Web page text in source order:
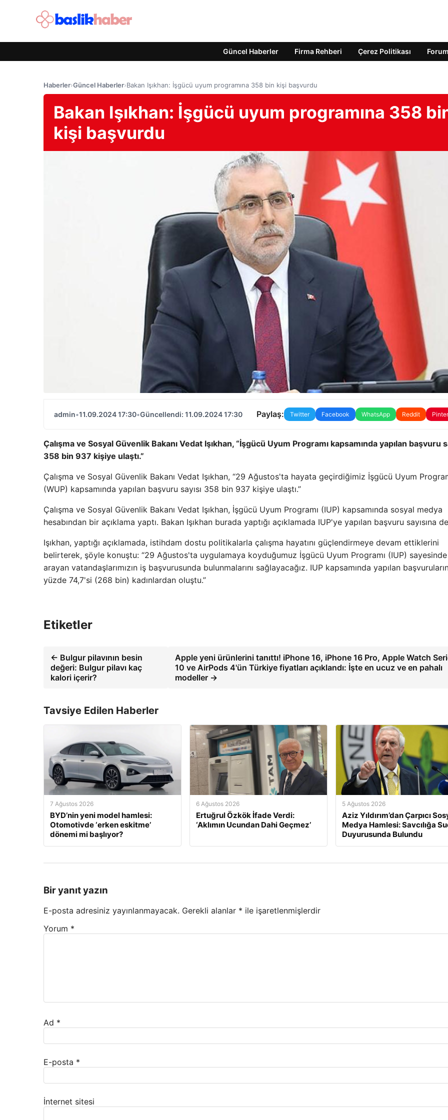
Güncel Haberler Firma Rehberi Çerez Politikası Forum
Haberler›Güncel Haberler›Bakan Işıkhan: İşgücü uyum programına 358 bin kişi başvurdu
Bakan Işıkhan: İşgücü uyum programına 358
kişi başvurdu
admin•11.09.2024 17:30•Güncellendi: 11.09.2024 17:30 Paylaş: Twitter Facebook WhatsApp Reddit
Çalışma ve Sosyal Güvenlik Bakanı Vedat Işıkhan, “İşgücü Uyum Programı kapsamında yapılan başvuru
358 bin 937 kişiye ulaştı.”
Çalışma ve Sosyal Güvenlik Bakanı Vedat Işıkhan, “29 Ağustos'ta hayata geçirdiğimiz İşgücü Uyum
(WUP) kapsamında yapılan başvuru sayısı 358 bin 937 kişiye ulaştı.”
Çalışma ve Sosyal Güvenlik Bakanı Vedat Işıkhan, İşgücü Uyum Programı (IUP) kapsamında sosyal medya
hesabından bir açıklama yaptı. Bakan Işıkhan burada yaptığı açıklamada IUP'ye yapılan başvuru sayısına
Işıkhan, yaptığı açıklamada, istihdam dostu politikalarla çalışma hayatını güçlendirmeye devam ettiklerini
belirterek, şöyle konuştu: “29 Ağustos'ta uygulamaya koyduğumuz İşgücü Uyum Programı (IUP)
arayan vatandaşlarımızın iş başvurusunda bulunmalarını sağlayacağız. IUP kapsamında yapılan
yüzde 74,7'si (268 bin) kadınlardan oluştu.”
Etiketler
← Bulgur pilavının besin
değeri: Bulgur pilavı kaç
kalori içerir?
Apple yeni ürünlerini tanıttı! iPhone 16, iPhone 16 Pro, Apple Watch
10 ve AirPods 4'ün Türkiye fiyatları açıklandı: İşte en ucuz ve en pahalı
modeller →
Tavsiye Edilen Haberler
7 Ağustos 2026
BYD’nin yeni model hamlesi:
Otomotivde ‘erken eskitme’
dönemi mi başlıyor?
6 Ağustos 2026
Ertuğrul Özkök İfade Verdi:
‘Aklımın Ucundan Dahi Geçmez’
5 Ağustos 2026
Aziz Yıldırım’dan Çarpıcı
Medya Hamlesi: Savcılığa
Duyurusunda Bulundu
Bir yanıt yazın
E-posta adresiniz yayınlanmayacak. Gerekli alanlar * ile işaretlenmişlerdir
Yorum *
Ad *
E-posta *
İnternet sitesi